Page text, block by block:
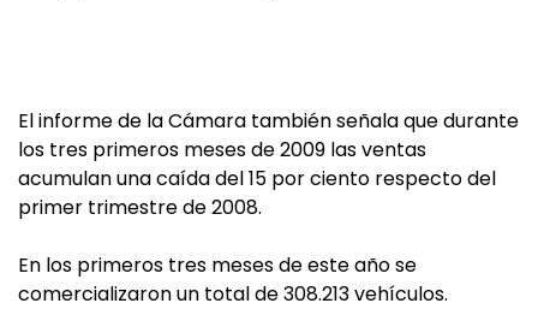
El informe de la Cámara también señala que durante
los tres primeros meses de 2009 las ventas
acumulan una caída del 15 por ciento respecto del
primer trimestre de 2008.
En los primeros tres meses de este año se
comercializaron un total de 308.213 vehículos.